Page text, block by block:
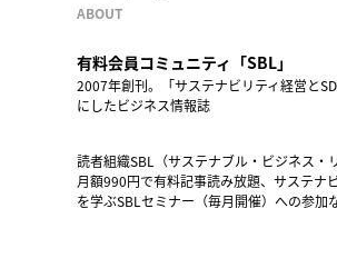
ABOUT
有料会員コミュニティ「SBL」
2007年創刊。「サステナビリティ経営と
にしたビジネス情報誌
読者組織SBL（サステナブル・ビジネス・
月額990円で有料記事読み放題、サステナ
を学ぶSBLセミナー（毎月開催）への参加